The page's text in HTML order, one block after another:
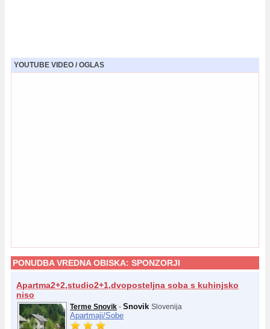
YOUTUBE VIDEO / OGLAS
PONUDBA VREDNA OBISKA: SPONZORJI
Apartma2+2,studio2+1,dvoposteljna soba s kuhinjsko
niso
Terme Snovik - Snovik Slovenija
Apartmaji/Sobe